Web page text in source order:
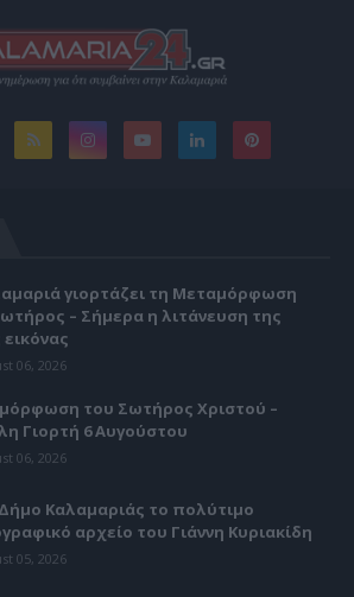
γιορτάζει τη Μεταμόρφωση
– Σήμερα η λιτάνευση της
εικόνας
06, 2026
του Σωτήρος Χριστού –
Γιορτή 6 Αυγούστου
06, 2026
Καλαμαριάς το πολύτιμο
αρχείο του Γιάννη Κυριακίδη
05, 2026